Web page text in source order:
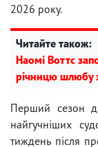
2026 року.
Читайте також:
Наомі Воттс
річницю шлюбу
Перший сезон
найгучніших
тиждень після